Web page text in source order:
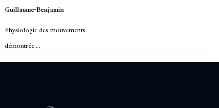
Guillaume-Benjamin
Physiologie des mouvements
démontrée ...